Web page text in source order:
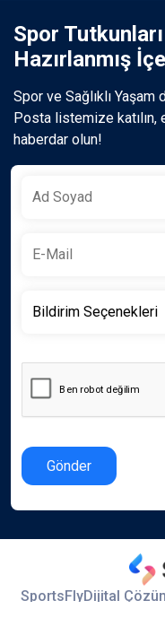
Spor
Hazırlanmış
Spor ve Sağlıklı Yaşam
Posta listemize
haberdar olun!
Gönder
SportsFlyDijital